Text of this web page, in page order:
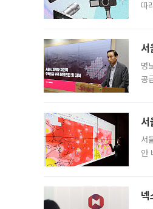
따
서
명
공
서
안
넥